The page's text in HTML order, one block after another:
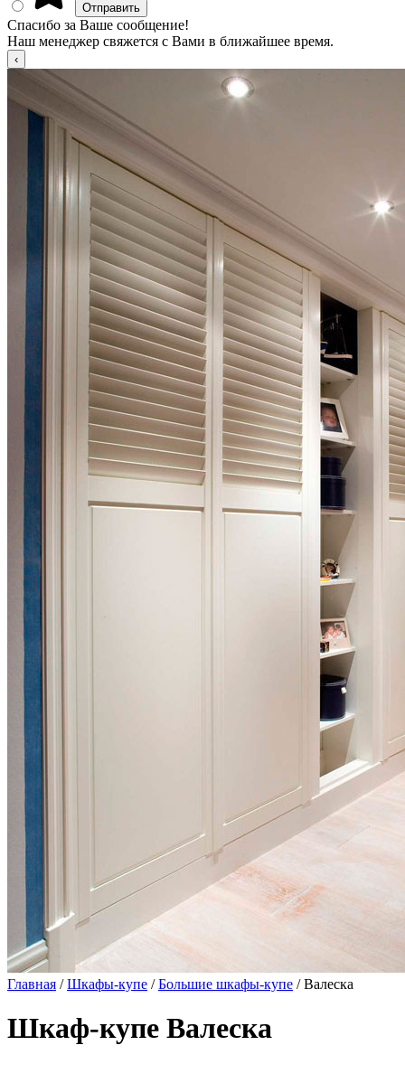
Спасибо за Ваше сообщение!
Наш менеджер свяжется с Вами в ближайшее время.
Главная /Шкафы-купе /Большие шкафы-купе / Валеска
Шкаф-купе Валеска